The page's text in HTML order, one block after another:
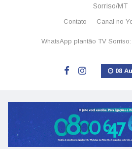
Sorriso/MT
Contato Canal no
WhatsApp plantão TV Sorriso:
08